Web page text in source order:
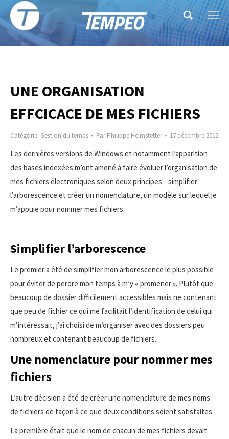
Search:
UNE ORGANISATION
EFFCICACE DE MES FICHIERS
Catégorie Gestion du temps ParPhilippe Helmstetter 17 décembre 2012
Les dernières versions de Windows et notamment l’apparition
des bases indexées m’ont amené à faire évoluer l’organisation de
mes fichiers électroniques selon deux principes : simplifier
l’arborescence et créer un nomenclature, un modèle sur lequel je
m’appuie pour nommer mes fichiers.
Simplifier l’arborescence
Le premier a été de simplifier mon arborescence le plus possible
pour éviter de perdre mon temps à m’y « promener ». Plutôt que
beaucoup de dossier difficilement accessibles mais ne contenant
que peu de fichier ce qui me facilitait l’identification de celui qui
m’intéressait, j’ai choisi de m’organiser avec des dossiers peu
nombreux et contenant beaucoup de fichiers.
Une nomenclature pour nommer mes
fichiers
L’autre décision a été de créer une nomenclature de mes noms
de fichiers de façon à ce que deux conditions soient satisfaites.
La première était que le nom de chacun de mes fichiers devait